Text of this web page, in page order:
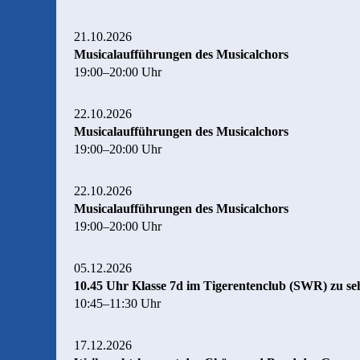
21.10.2026
Musicalaufführungen des Musicalchors
19:00–20:00 Uhr
22.10.2026
Musicalaufführungen des Musicalchors
19:00–20:00 Uhr
22.10.2026
Musicalaufführungen des Musicalchors
19:00–20:00 Uhr
05.12.2026
10.45 Uhr Klasse 7d im Tigerentenclub (SWR) zu
10:45–11:30 Uhr
17.12.2026